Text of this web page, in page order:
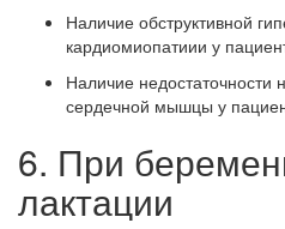
Наличие обструктивной
кардиомиопатиии у
Наличие недостаточности
сердечной мышцы у
6. При
лактации